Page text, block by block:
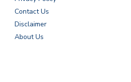
Contact Us
Disclaimer
About Us